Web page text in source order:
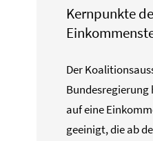
Kernpunkte
Der
Bundesregierung
auf eine
geeinigt, die ab